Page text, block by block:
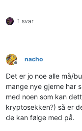
1 svar
Frakoblet
nacho
Det er jo noe alle må/
mange nye gjerne har
med noen som kan
kryptosekken?) så er
de kan følge med på.